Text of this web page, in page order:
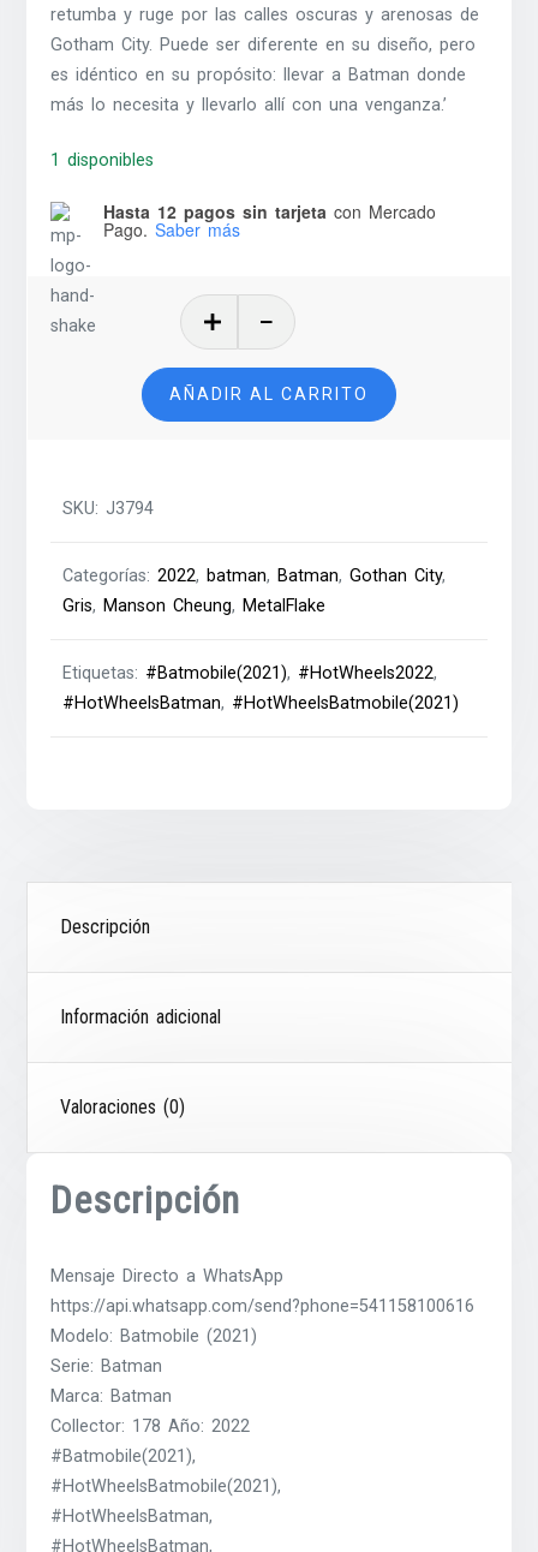
retumba y ruge por las calles oscuras y arenosas de
Gotham City. Puede ser diferente en su diseño, pero
es idéntico en su propósito: llevar a Batman donde
más lo necesita y llevarlo allí con una venganza.’
1 disponibles
Hasta 12 pagos sin tarjeta con Mercado
Pago. Saber más
-
2022
cantidad
AÑADIR AL CARRITO
SKU:J3794
Categorías:2022, batman, Batman,Gothan City,
Gris, Manson Cheung, MetalFlake
Etiquetas: #Batmobile(2021), #HotWheels2022,
#HotWheelsBatman, #HotWheelsBatmobile(2021)
Descripción
Información adicional
Valoraciones (0)
Descripción
Mensaje Directo a WhatsApp
https://api.whatsapp.com/send?phone=541158100616
Modelo: Batmobile (2021)
Serie: Batman
Marca: Batman
Collector: 178 Año: 2022
#Batmobile(2021),
#HotWheelsBatmobile(2021),
#HotWheelsBatman,
#HotWheelsBatman,